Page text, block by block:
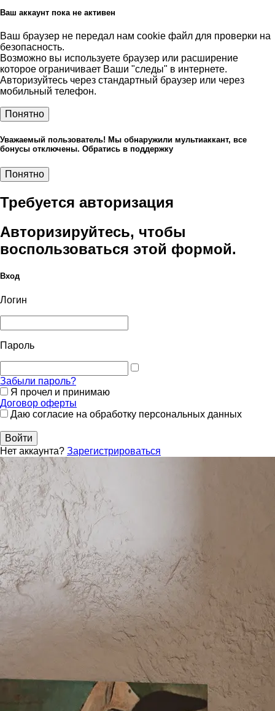
Ваш аккаунт пока не активен
Ваш браузер не передал нам cookie файл для проверки на
безопасность.
Возможно вы используете браузер или расширение
которое ограничивает Ваши "следы" в интернете.
Авторизуйтесь через стандартный браузер или через
мобильный телефон.
Понятно
Уважаемый пользователь! Мы обнаружили мультиаккант, все
бонусы отключены. Обратись в поддержку
Понятно
Требуется авторизация
Авторизируйтесь, чтобы
воспользоваться этой формой.
Вход
Логин
Пароль
Забыли пароль?
Я прочел и принимаю
Договор оферты
Даю согласие на обработку персональных данных
Войти
Нет аккаунта? Зарегистрироваться